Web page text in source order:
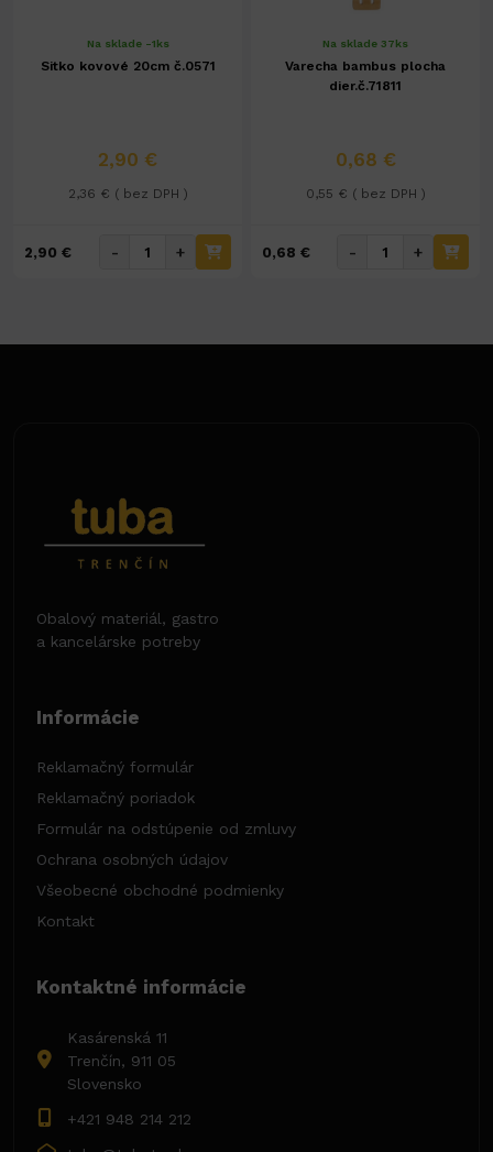
Na sklade -1ks
Sitko kovové 20cm č.0571
2,90 €
2,36 € ( bez DPH )
2,90 € - +
Na sklade 37ks
Varecha bambus plocha
dier.č.71811
0,68 €
0,55 € ( bez DPH )
0,68 € - +
Obalový materiál, gastro
a kancelárske potreby
Informácie
Reklamačný formulár
Reklamačný poriadok
Formulár na odstúpenie od zmluvy
Ochrana osobných údajov
Všeobecné obchodné podmienky
Kontakt
Kontaktné informácie
Kasárenská 11
Trenčín, 911 05
Slovensko
+421 948 214 212